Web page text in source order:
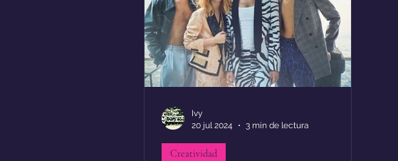
Creatividad
Ivy
20 jul 2024
3 min de lectura